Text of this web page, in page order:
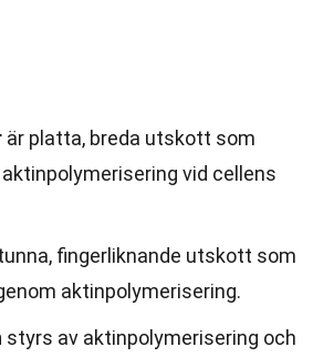
är platta, breda utskott som
vid cellens
fingerliknande utskott som
aktinpolymerisering.
styrs av aktinpolymerisering och